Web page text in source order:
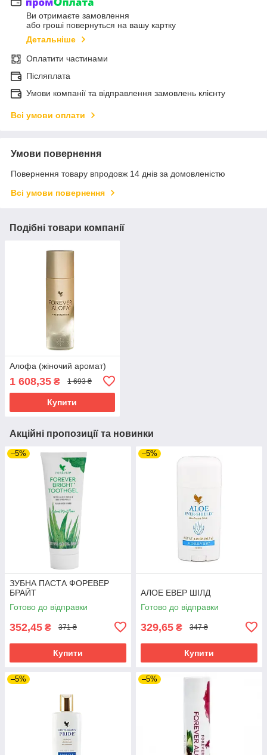
Ви отримаєте замовлення
або гроші повернуться на вашу картку
Детальніше
Оплатити частинами
Післяплата
Умови компанії та відправлення замовлень клієнту
Всі умови оплати
Умови повернення
Повернення товару впродовж 14 днів за домовленістю
Всі умови повернення
Подібні товари компанії
Алофа (жіночий аромат)
1 608,35 ₴ 1 693 ₴
Купити
Акційні пропозиції та новинки
–5%
ЗУБНА ПАСТА ФОРЕВЕР
БРАЙТ
Готово до відправки
352,45 ₴ 371 ₴
Купити
–5%
АЛОЕ ЕВЕР ШІЛД
Готово до відправки
329,65 ₴ 347 ₴
Купити
–5% –5%